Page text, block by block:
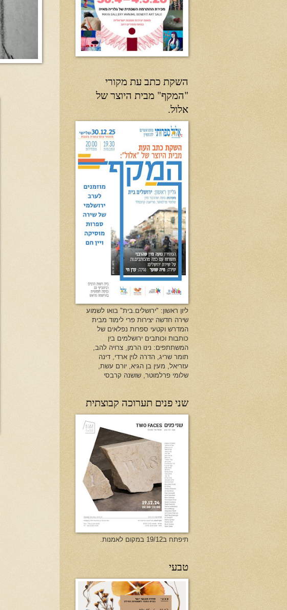
השקת כתב עת מקורי
"המקף" מבית היוצר של
אלול.
ליון ראשון: "ירושלים.בית" בואו לשמוע
שירה חדשה יצירות פרי לימוד מבית
המדרש וקטעי ספרות נפלאים של
כותבות וכותבים ירושלמים בין
המשתתפים: נינו הרמן, צרויה להב,
תומר שריג, הדרה לוין ארדי, דינה
עזריאל, מעין בן הגיא, יורם עשת,
שלומי פרלמוטר, שושנה קרבסי
שני פנים תערוכה קבוצתית
תיפתח ב19/12 במקום לאמנות.
טבעי